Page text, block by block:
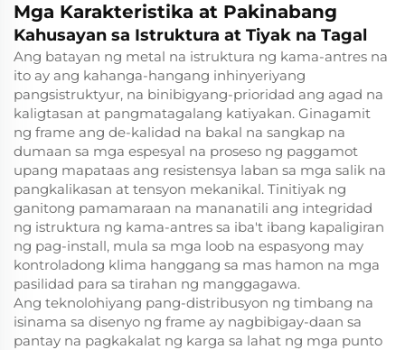
Mga Karakteristika at Pakinabang
Kahusayan sa Istruktura at Tiyak na Tagal
Ang batayan ng metal na istruktura ng kama-antres na
ito ay ang kahanga-hangang inhinyeriyang
pangsistruktyur, na binibigyang-prioridad ang agad na
kaligtasan at pangmatagalang katiyakan. Ginagamit
ng frame ang de-kalidad na bakal na sangkap na
dumaan sa mga espesyal na proseso ng paggamot
upang mapataas ang resistensya laban sa mga salik na
pangkalikasan at tensyon mekanikal. Tinitiyak ng
ganitong pamamaraan na mananatili ang integridad
ng istruktura ng kama-antres sa iba't ibang kapaligiran
ng pag-install, mula sa mga loob na espasyong may
kontroladong klima hanggang sa mas hamon na mga
pasilidad para sa tirahan ng manggagawa.
Ang teknolohiyang pang-distribusyon ng timbang na
isinama sa disenyo ng frame ay nagbibigay-daan sa
pantay na pagkakalat ng karga sa lahat ng mga punto